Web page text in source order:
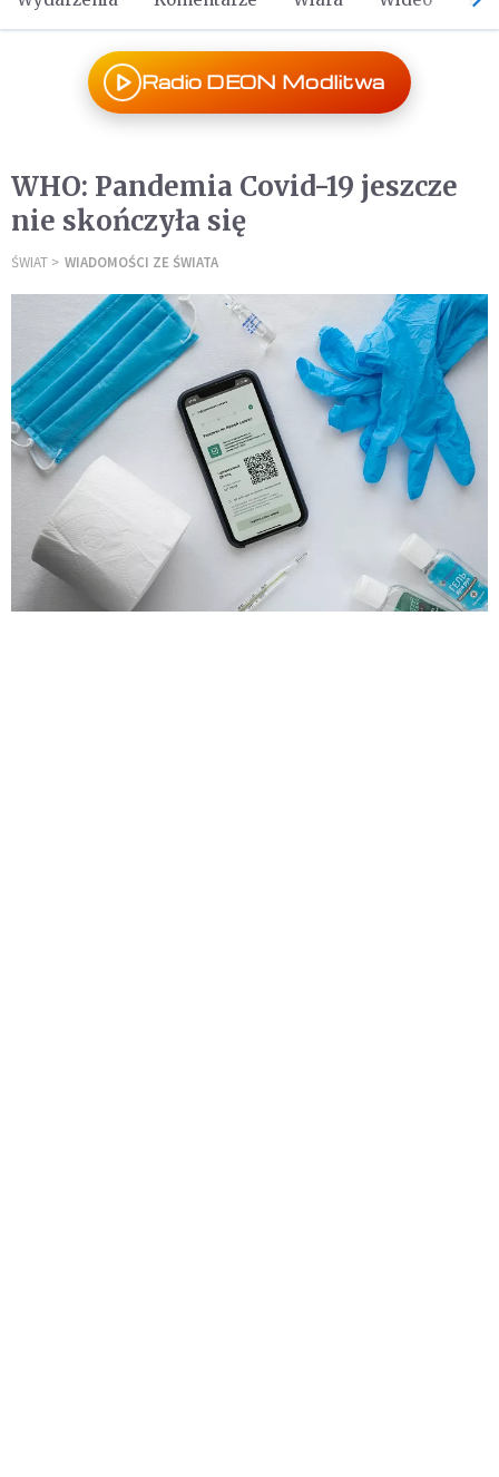
Radio DEON Modlitwa
WHO: Pandemia Covid-19 jeszcze
nie skończyła się
ŚWIAT WIADOMOŚCI ZE ŚWIATA